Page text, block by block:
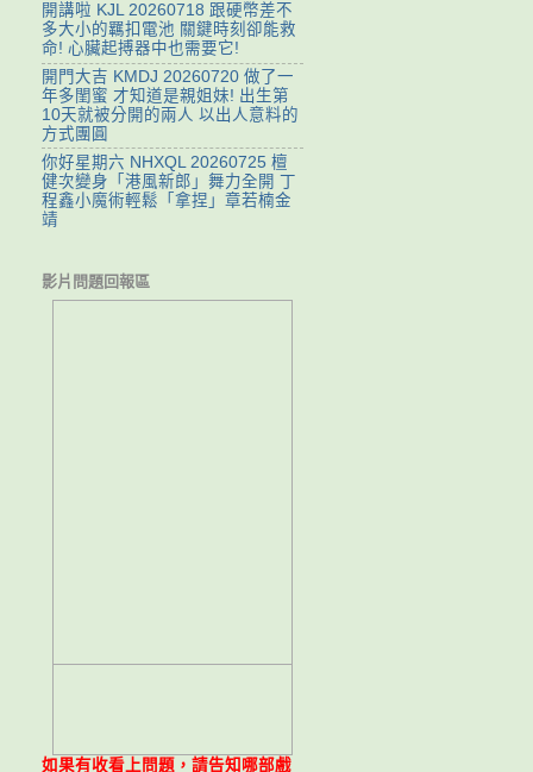
開講啦 KJL 20260718 跟硬幣差不
多大小的羈扣電池 關鍵時刻卻能救
命! 心臟起搏器中也需要它!
開門大吉 KMDJ 20260720 做了一
年多閨蜜 才知道是親姐妹! 出生第
10天就被分開的兩人 以出人意料的
方式團圓
你好星期六 NHXQL 20260725 檀
健次變身「港風新郎」舞力全開 丁
程鑫小魔術輕鬆「拿捏」章若楠金
靖
影片問題回報區
如果有收看上問題，請告知哪部戲